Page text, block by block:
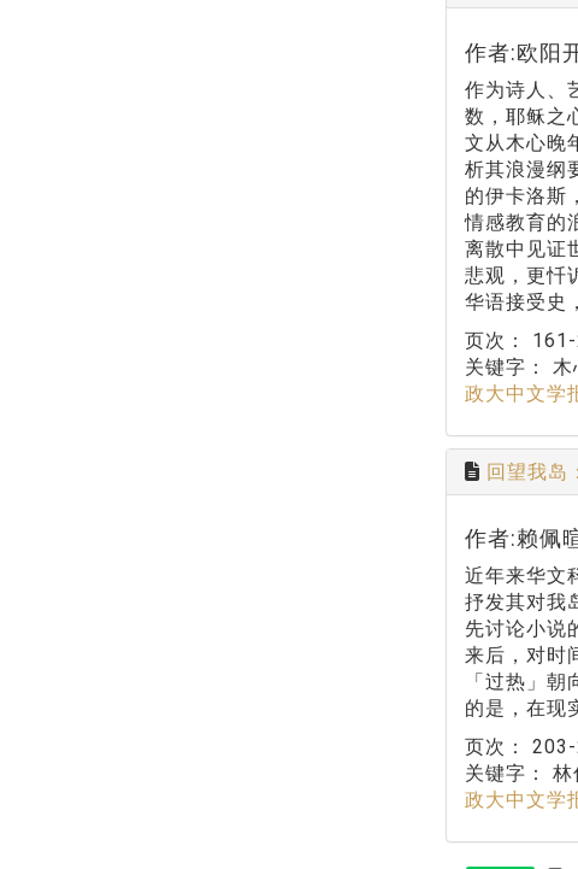
作者:欧阳
作为诗人、
数，耶稣之
文从木心晚
析其浪漫纲
的伊卡洛斯
情感教育的
离散中见证
悲观，更忏
华语接受史
页次：
关键字： 木
政大中文学
回望我岛
作者:赖佩
近年来华文
抒发其对我
先讨论小说
来后，对时
「过热」
的是，在现
页次：
关键字： 林
政大中文学